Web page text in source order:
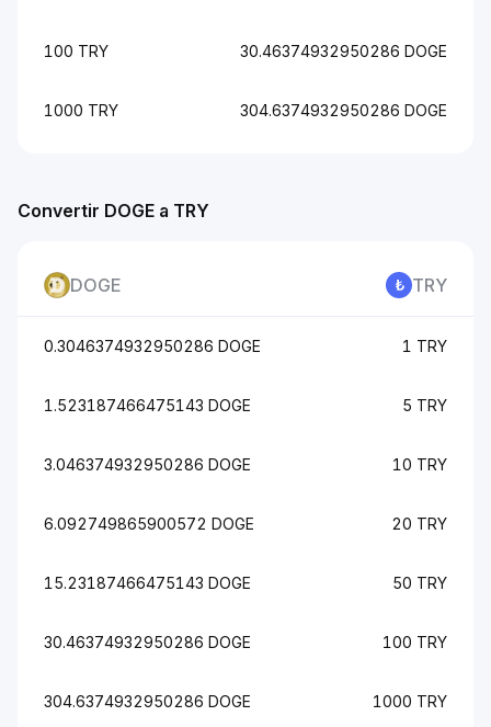
Convertir DOGE a TRY
DOGE TRY
0.3046374932950286 DOGE 1 TRY
1.523187466475143 DOGE 5 TRY
3.046374932950286 DOGE 10 TRY
6.092749865900572 DOGE 20 TRY
15.23187466475143 DOGE 50 TRY
30.46374932950286 DOGE 100 TRY
304.6374932950286 DOGE 1000 TRY
100 TRY 30.46374932950286 DOGE
1000 TRY 304.6374932950286 DOGE